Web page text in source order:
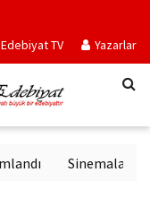
TV Yazarlar
Sinemalarda